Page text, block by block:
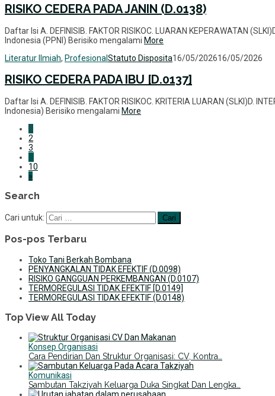
RISIKO CEDERA PADA JANIN (D.0138)
Daftar Isi A. DEFINISIB. FAKTOR RISIKOC. LUARAN KEPERAWATAN
Indonesia (PPNI) Berisiko mengalami More
Literatur Ilmiah, Profesional Statuto Disposita16/05/202616/05/2026
RISIKO CEDERA PADA IBU [D.0137]
Daftar Isi A. DEFINISIB. FAKTOR RISIKOC. KRITERIA LUARAN (SLKI)D.
Indonesia) Berisiko mengalami More
1
2
3
10
»
Search
Cari untuk:
Pos-pos Terbaru
Toko Tani Berkah Bombana
PENYANGKALAN TIDAK EFEKTIF (D.0098)
RISIKO GANGGUAN PERKEMBANGAN (D.0107)
TERMOREGULASI TIDAK EFEKTIF [D.0149]
TERMOREGULASI TIDAK EFEKTIF (D.0148)
Top View All Today
Konsep Organisasi
Cara Pendirian Dan Struktur Organisasi: CV, Kontra…
Komunikasi
Sambutan Takziyah Keluarga Duka Singkat Dan Lengka…